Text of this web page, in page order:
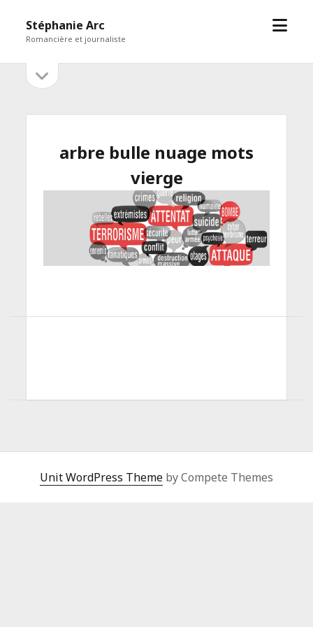
Stéphanie Arc
Romancière et journaliste
open
Sidebar
sidebar
arbre bulle nuage mots
vierge
Unit WordPress Theme by Compete Themes